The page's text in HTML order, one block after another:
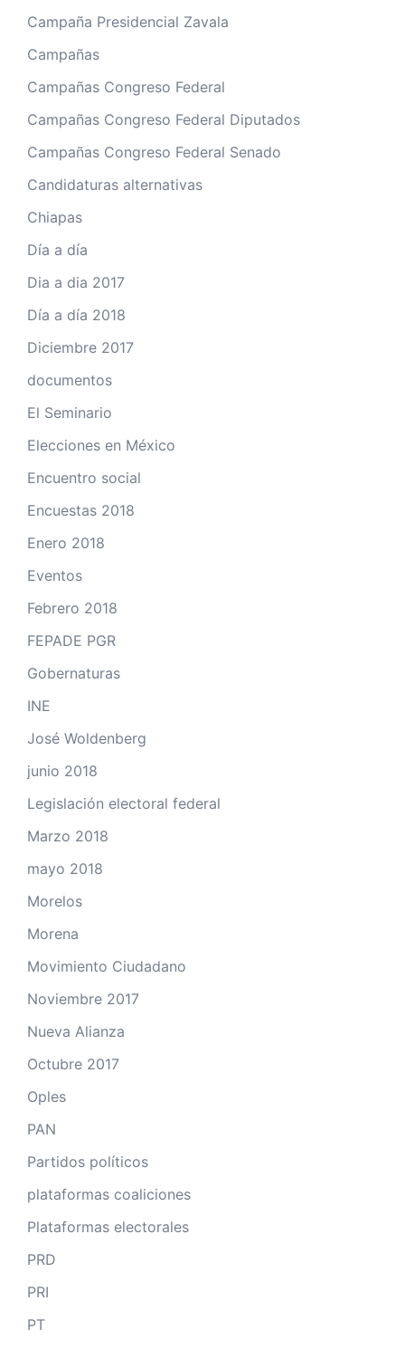
Campaña Presidencial Zavala
Campañas
Campañas Congreso Federal
Campañas Congreso Federal Diputados
Campañas Congreso Federal Senado
Candidaturas alternativas
Chiapas
Día a día
Dia a dia 2017
Día a día 2018
Diciembre 2017
documentos
El Seminario
Elecciones en México
Encuentro social
Encuestas 2018
Enero 2018
Eventos
Febrero 2018
FEPADE PGR
Gobernaturas
INE
José Woldenberg
junio 2018
Legislación electoral federal
Marzo 2018
mayo 2018
Morelos
Morena
Movimiento Ciudadano
Noviembre 2017
Nueva Alianza
Octubre 2017
Oples
PAN
Partidos políticos
plataformas coaliciones
Plataformas electorales
PRD
PRI
PT